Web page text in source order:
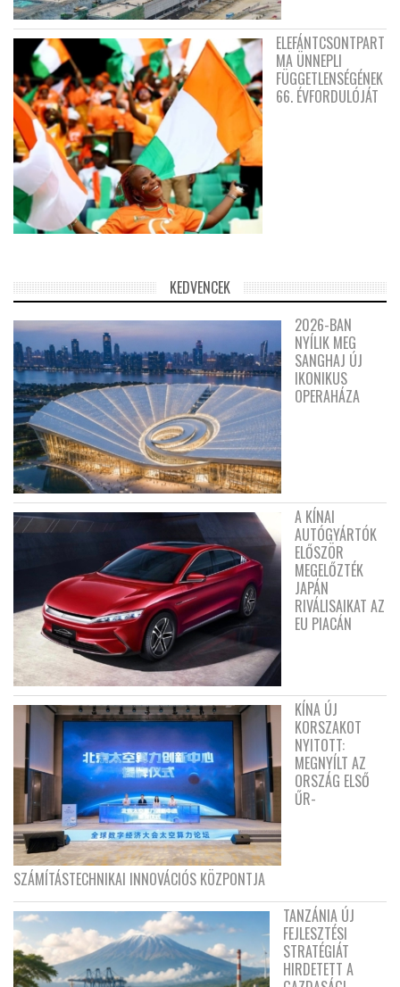
ELEFÁNTCSONTPART
MA ÜNNEPLI
FÜGGETLENSÉGÉNEK
66. ÉVFORDULÓJÁT
KEDVENCEK
2026-BAN
NYÍLIK MEG
SANGHAJ ÚJ
IKONIKUS
OPERAHÁZA
A KÍNAI
AUTÓGYÁRTÓK
ELŐSZÖR
MEGELŐZTÉK
JAPÁN
RIVÁLISAIKAT AZ
EU PIACÁN
KÍNA ÚJ
KORSZAKOT
NYITOTT:
MEGNYÍLT AZ
ORSZÁG ELSŐ
ŰR-
SZÁMÍTÁSTECHNIKAI INNOVÁCIÓS KÖZPONTJA
TANZÁNIA ÚJ
FEJLESZTÉSI
STRATÉGIÁT
HIRDETETT A